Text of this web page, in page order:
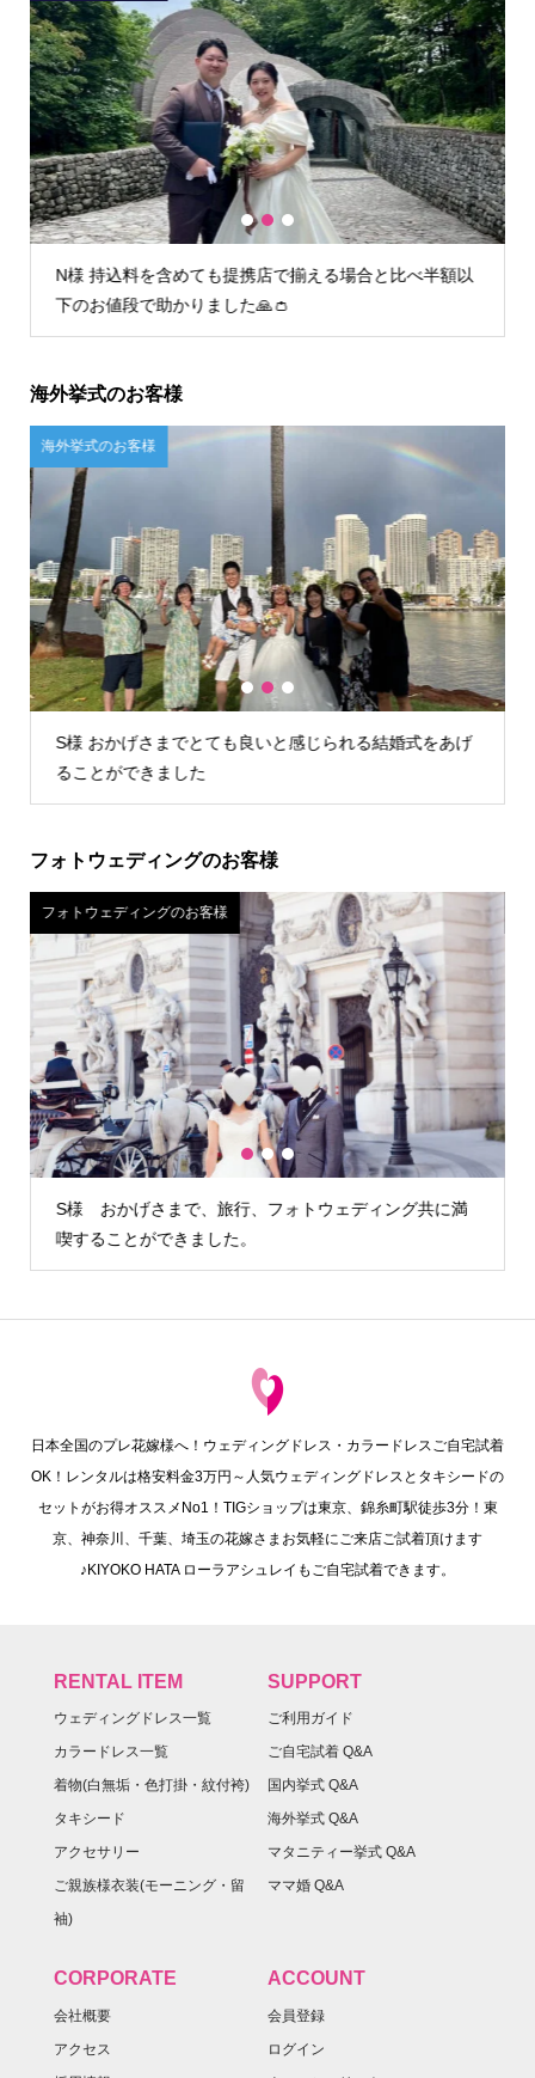
I様 初回フィッティング時からとても丁寧な接客で安心
してお任せすることができました。
1 2 3
海外挙式のお客様
U様 店舗が遠かったので自宅試着しましたが、問題なく
試着できお値段含めてこちらに決めました。
ご自宅試着のお客様
1 2 3
フォトウェディングのお客様
H様 カメラマンさんが雨の降らない時間を見計らって外
でも写真を撮る…
フォトウェディングのお客様
1 2 3
日本全国のプレ花嫁様へ！ウェディングドレス・カラードレスご自宅試着
OK！レンタルは格安料金3万円～人気ウェディングドレスとタキシードの
セットがお得オススメNo1！TIGショップは東京、錦糸町駅徒歩3分！東
京、神奈川、千葉、埼玉の花嫁さまお気軽にご来店ご試着頂けます
♪KIYOKO HATA ローラアシュレイもご自宅試着できます。
RENTAL ITEM
ウェディングドレス一覧
カラードレス一覧
着物(白無垢・色打掛・紋付袴)
タキシード
アクセサリー
ご親族様衣装(モーニング・留
袖)
SUPPORT
ご利用ガイド
ご自宅試着 Q&A
国内挙式 Q&A
海外挙式 Q&A
マタニティー挙式 Q&A
ママ婚 Q&A
CORPORATE
会社概要
アクセス
ACCOUNT
会員登録
ログイン